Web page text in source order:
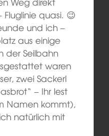
quasi. 😉
und ich –
aus einige
der Seilbahn
waren
zwei Sackerl
– Ihr lest
Namen kommt),
natürlich mit